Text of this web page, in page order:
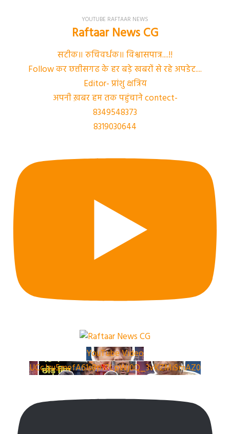
YOUTUBE RAFTAAR NEWS
Raftaar News CG
सटीक॥ रुचिवर्धक॥ विश्वासपात्र....!!
Follow कर छत्तीसगढ के हर बड़े खबरों से रहे अपडेट....
Editor- प्रांशु क्षत्रिय
अपनी ख़बर हम तक पहुंचाने contect-
8349548373
8319030644
YouTube Video
UCcJzu5mefA61s8pJ7LpWj0Q_3vKZMiSmAZ0